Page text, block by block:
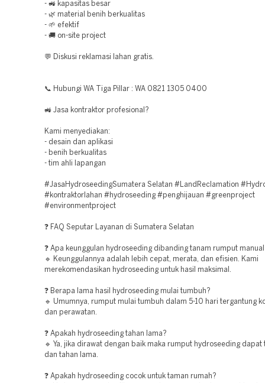
- 🚜 kapasitas besar
- 🌿 material benih berkualitas
- 🌱 efektif
- 🚚 on-site project
💬 Diskusi reklamasi lahan gratis.
📞 Hubungi WA Tiga Pillar : WA 0821 1305 0400
🚜 Jasa kontraktor profesional?
Kami menyediakan:
- desain dan aplikasi
- benih berkualitas
- tim ahli lapangan
#JasaHydroseedingSumatera Selatan #LandReclamation
#kontraktorlahan #hydroseeding #penghijauan #greenproject
#environmentproject
❓ FAQ Seputar Layanan di Sumatera Selatan
❓ Apa keunggulan hydroseeding dibanding tanam rumput
🔹 Keunggulannya adalah lebih cepat, merata, dan efisien. Kami
merekomendasikan hydroseeding untuk hasil maksimal.
❓ Berapa lama hasil hydroseeding mulai tumbuh?
🔹 Umumnya, rumput mulai tumbuh dalam 5-10 hari tergantung
dan perawatan.
❓ Apakah hydroseeding tahan lama?
🔹 Ya, jika dirawat dengan baik maka rumput hydroseeding dapat
dan tahan lama.
❓ Apakah hydroseeding cocok untuk taman rumah?